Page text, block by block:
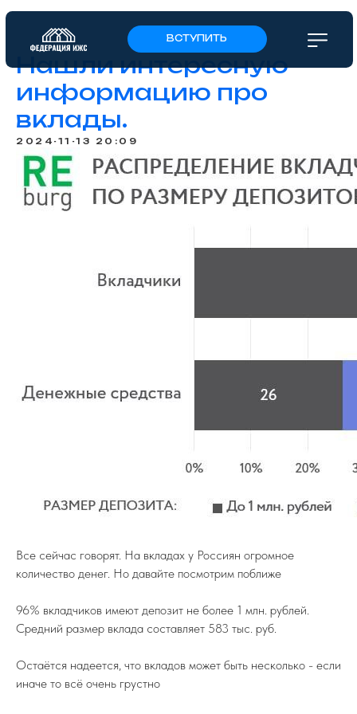
ВСТУПИТЬ
Нашли интересную
информацию про
вклады.
2024-11-13 20:09
Все сейчас говорят. На вкладах у Россиян огромное
количество денег. Но давайте посмотрим поближе
96% вкладчиков имеют депозит не более 1 млн. рублей.
Средний размер вклада составляет 583 тыс. руб.
Остаётся надеется, что вкладов может быть несколько - если
иначе то всё очень грустно